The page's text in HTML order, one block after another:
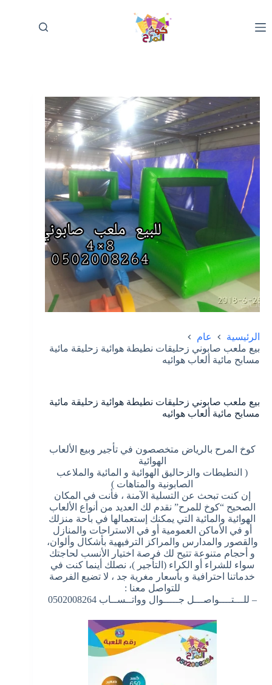
المحتوى
الرئيسية
عام
بيع ملعب صابوني زحليقات نطيطة هوائية زحليقة مائية
مسابح مائية ألعاب هوائيه
بيع ملعب صابوني زحليقات نطيطة هوائية زحليقة مائية
مسابح مائية ألعاب هوائيه
كوخ المرح بالرياض متخصصون في تأجير وبيع الألعاب
الهوائية
( النطيطات والزحاليق الهوائية و المائية والملاعب
الصابونية والمتاهات )
إن كنت تبحث عن التسلية الآمنة ، فأنت في المكان
الصحيح “كوخ للمرح” نقدم لك العديد من أنواع الألعاب
الهوائية والمائية التي يمكنك إستعمالها في باحة منزلك
أو في الأماكن العمومية أو في الاستراحات والمنازل
والقصور والمدارس والمراكز الترفيهية بأشكال وألوان،
و أحجام متنوعة تتيح لك فرصة اختيار الأنسب لحاجتك
سواء للشراء أو الكراء (التأجير )، نصلك أينما كنت في
خدماتنا احترافية و بأسعار مغرية جد ، لا تضيع الفرصة
للتواصل معنا :
– للـــتــــواصـــل جـــــوال وواتــســاب 0502008264